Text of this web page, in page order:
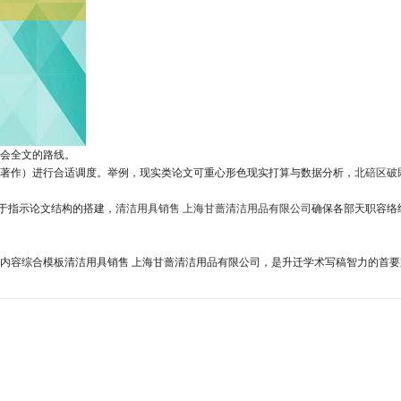
全文的路线。
）进行合适调度。举例，现实类论文可重心形色现实打算与数据分析， 北碚区破
指示论文结构的搭建， 清洁用具销售 上海甘蔷清洁用品有限公司 确保各部天职容络
综合模板清洁用具销售 上海甘蔷清洁用品有限公司，是升迁学术写稿智力的首